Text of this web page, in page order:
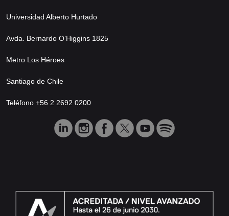
Universidad Alberto Hurtado
Avda. Bernardo O’Higgins 1825
Metro Los Héroes
Santiago de Chile
Teléfono +56 2 2692 0200